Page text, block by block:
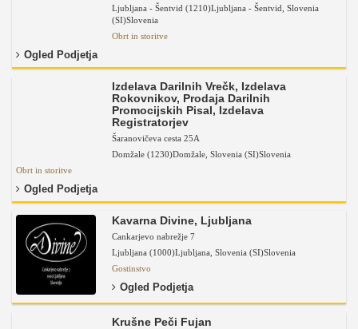
Ljubljana - Šentvid (1210)Ljubljana - Šentvid Slovenia
(SI)Slovenia
Obrt in storitve
Ogled Podjetja
Izdelava Darilnih Vrečk, Izdelava
Rokovnikov, Prodaja Darilnih
Promocijskih Pisal, Izdelava
Registratorjev
Šaranovičeva cesta 25A
Domžale (1230)Domžale Slovenia (SI)Slovenia
Obrt in storitve
Ogled Podjetja
Kavarna Divine, Ljubljana
Cankarjevo nabrežje 7
Ljubljana (1000)Ljubljana Slovenia (SI)Slovenia
Gostinstvo
Ogled Podjetja
Krušne Peči Fujan